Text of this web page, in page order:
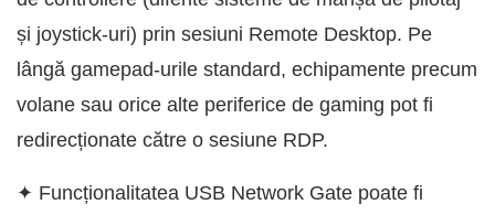
și joystick-uri) prin sesiuni Remote Desktop. Pe
lângă gamepad-urile standard, echipamente precum
volane sau orice alte periferice de gaming pot fi
redirecționate către o sesiune RDP.
✦ Funcționalitatea USB Network Gate poate fi